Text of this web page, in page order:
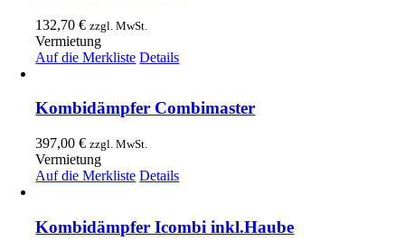
132,70€ zzgl. MwSt.
Vermietung
Auf die Merkliste Details
Kombidämpfer Combimaster
397,00€ zzgl. MwSt.
Vermietung
Auf die Merkliste Details
Kombidämpfer Icombi inkl.Haube